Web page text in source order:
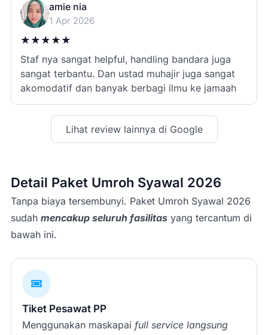
amie nia
1 Apr 2026
★ ★ ★ ★ ★
Staf nya sangat helpful, handling bandara juga
sangat terbantu. Dan ustad muhajir juga sangat
akomodatif dan banyak berbagi ilmu ke jamaah
Lihat review lainnya di Google
Detail Paket Umroh Syawal 2026
Tanpa biaya tersembunyi. Paket Umroh Syawal 2026
sudah mencakup seluruh fasilitas yang tercantum di
bawah ini.
Tiket Pesawat PP
Menggunakan maskapai full service langsung